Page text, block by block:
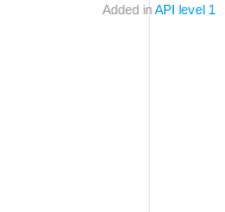
Added inAPI level 1